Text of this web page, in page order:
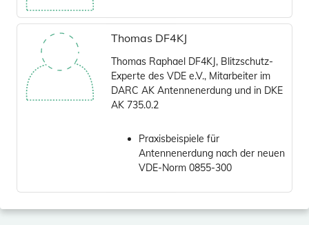
Thomas DF4KJ
Thomas Raphael DF4KJ, Blitzschutz-
Experte des VDE e.V., Mitarbeiter im
DARC AK Antennenerdung und in DKE
AK 735.0.2
Praxisbeispiele für
Antennenerdung nach der neuen
VDE-Norm 0855-300